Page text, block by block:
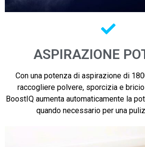
ASPIRAZIONE
Con una potenza di aspirazione di
raccogliere polvere, sporcizia e
BoostIQ aumenta automaticamente la
quando necessario per una